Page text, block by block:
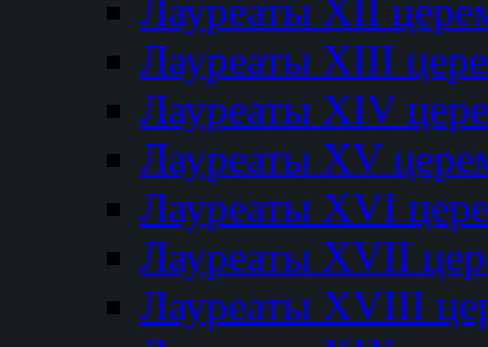
Лауреаты XII
Лауреаты XIII
Лауреаты XIV
Лауреаты XV
Лауреаты XVI
Лауреаты XVII
Лауреаты XVIII